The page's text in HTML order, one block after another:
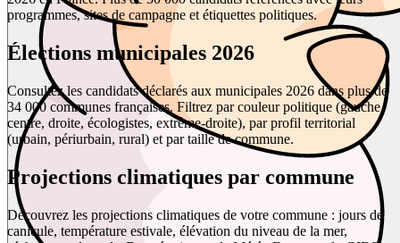
programmes, sites de campagne et étiquettes politiques.
Élections municipales 2026
Consultez les candidats déclarés aux municipales 2026 dans plus de
34 000 communes françaises. Filtrez par couleur politique (gauche,
centre, droite, écologistes, extrême-droite), par profil territorial
(urbain, périurbain, rural) et par taille de commune.
Projections climatiques par commune
Découvrez les projections climatiques de votre commune : jours de
canicule, température estivale, élévation du niveau de la mer,